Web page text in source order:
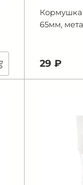
Кормушка
65мм,
29 ₽